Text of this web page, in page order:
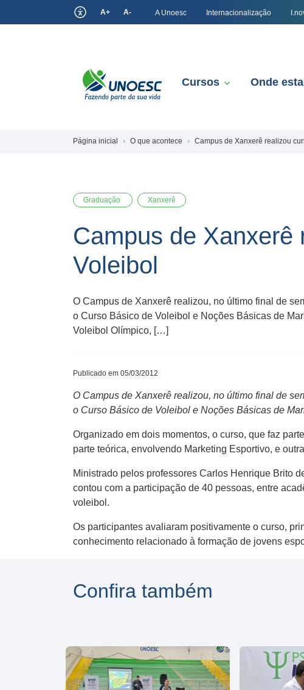
A+ A- A Unoesc Internacionalização
Cursos Onde
Página inicial O que acontece Campus de Xanxerê realizou
Graduação Xanxerê
Campus de Xanxerê
Voleibol
O Campus de Xanxerê realizou, no último final de
o Curso Básico de Voleibol e Noções Básicas de
Voleibol Olímpico, […]
Publicado em 05/03/2012
O Campus de Xanxerê realizou, no último final de
o Curso Básico de Voleibol e Noções Básicas de
Organizado em dois momentos, o curso, que faz
parte teórica, envolvendo Marketing Esportivo, e
Ministrado pelos professores Carlos Henrique Brito
contou com a participação de 40 pessoas, entre
voleibol.
Os participantes avaliaram positivamente o curso,
conhecimento relacionado à formação de jovens
Confira também